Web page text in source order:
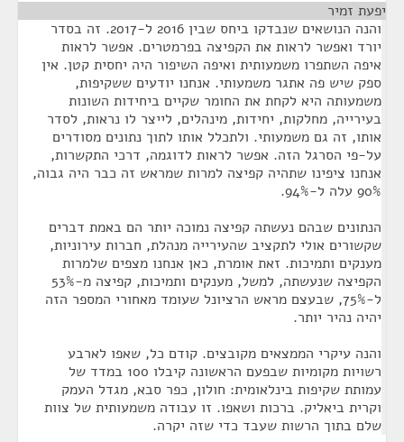
יפעת זמיר
והנה הנושאים שנבדקו ביחס שבין 2016 ל-2017. זה בסדר
יורד ואפשר לראות את הקפיצה בפרמטרים. אפשר לראות
איפה השתפרו משמעותית ואיפה השיפור היה יחסית קטן. אין
ספק שיש פה אתגר משמעותי. אנחנו יודעים ששקיפות,
משמעותה היא לקחת את החומר שקיים ביחידות השונות
בעירייה, מחלקות, יחידות, מינהלים, לייצר לו נראות, לסדר
אותו, זה גם משמעותי. ולתכלל אותו לתוך נתונים מסודרים
על-פי הסרגל הזה. אפשר לראות לדוגמה, דרכי התקשרות,
אנחנו ציפינו שתהיה קפיצה למרות שמראש זה כבר היה גבוה,
90% עלה ל-94%.
הנתונים שבהם נעשתה קפיצה נמוכה יותר הם באמת דברים
שקשורים אולי לתקציב שהעירייה מנהלת, חברות עירוניות,
מענקים ותמיכות. זאת אומרת, כאן אנחנו מצפים שלמרות
הקפיצה שנעשתה, למשל, מענקים ותמיכות, קפיצה מ-53%
ל-75%, שבעצם מראש הרציונל שעומד מאחורי המספר הזה
יהיה נהיר יותר.
והנה עיקרי הממצאים מקובצים. קודם כל, שאפו לארבע
רשויות מקומיות שבפעם הראשונה קיבלו 100 במדד של
עמותת שקיפות בינלאומית: חולון, כפר סבא, מגדל העמק
וקרית ביאליק. ברכות ושאפו. זו עבודה משמעותית של צוות
שלם בתוך הרשות שעבד כדי שזה יקרה.